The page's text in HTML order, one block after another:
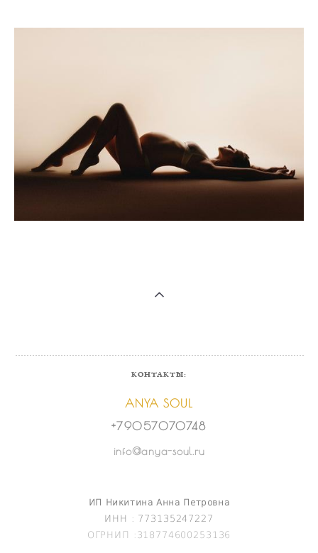
КОНТАКТЫ:
ANYA SOUL
+79057070748
info@anya-soul.ru
ИП Никитина Анна Петровна
ИНН : 773135247227
ОГРНИП :318774600253136